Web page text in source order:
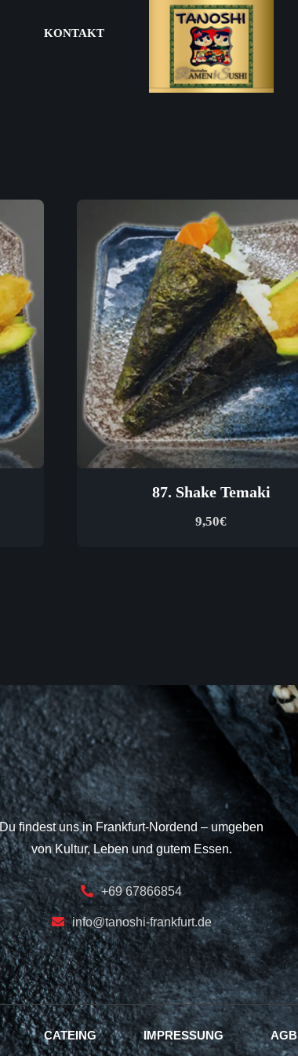
KONTAKT
87. Shake Temaki
9,50€
Du findest uns in Frankfurt-Nordend – umgeben
von Kultur, Leben und gutem Essen.
+69 67866854
info@tanoshi-frankfurt.de
CATEING IMPRESSUNG AGB